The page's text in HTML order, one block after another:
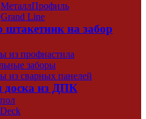
МеталлПрофиль
Grand Line
штакетник на забор
из профнастила
заборы
из сварных панелей
доска из ДПК